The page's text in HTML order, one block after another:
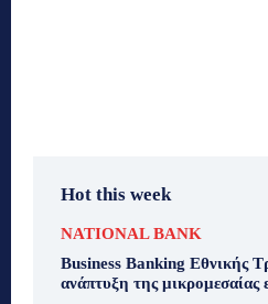
Hot this week
NATIONAL BANK
Business Banking Εθνικής
ανάπτυξη της μικρομεσαίας